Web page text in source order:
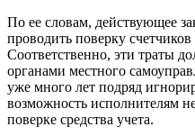
По ее словам, действующее
проводить поверку
Соответственно, эти траты
органами местного
уже много лет подряд
возможность исполнителям
поверке средства учета.